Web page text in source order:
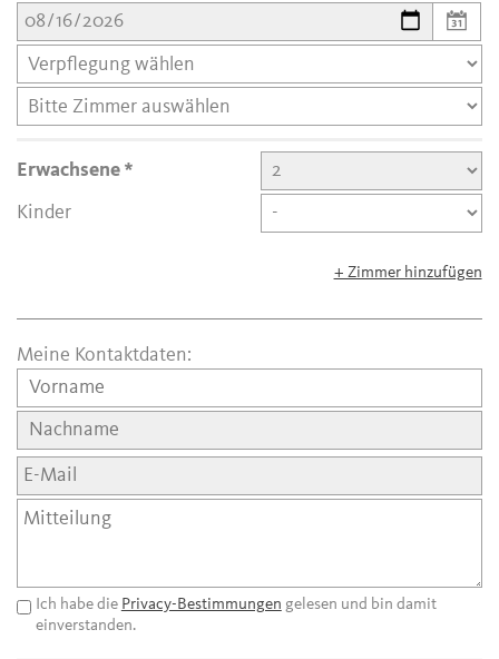
Erwachsene
Kinder
+ Zimmer hinzufügen
Meine Kontaktdaten:
Ich habe die Privacy-Bestimmungen gelesen und bin damit
einverstanden.